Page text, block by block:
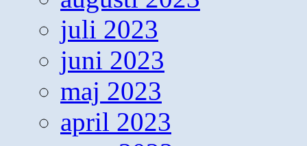
juli 2023
juni 2023
maj 2023
april 2023